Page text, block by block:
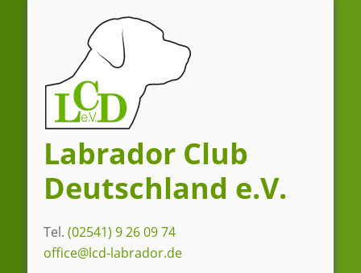
springen
Labrador Club
Deutschland e.V.
Tel. (02541) 9 26 09 74
office@lcd-labrador.de